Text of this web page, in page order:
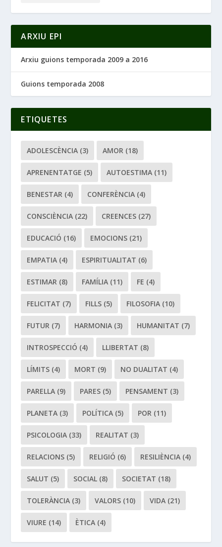
ARXIU EPI
Arxiu guions temporada 2009 a 2016
Guions temporada 2008
ETIQUETES
ADOLESCÈNCIA (3) AMOR (18)
APRENENTATGE (5) AUTOESTIMA (11)
BENESTAR (4) CONFERÈNCIA (4)
CONSCIÈNCIA (22) CREENCES (27)
EDUCACIÓ (16) EMOCIONS (21)
EMPATIA (4) ESPIRITUALITAT (6)
ESTIMAR (8) FAMÍLIA (11) FE (4)
FELICITAT (7) FILLS (5) FILOSOFIA (10)
FUTUR (7) HARMONIA (3) HUMANITAT (7)
INTROSPECCIÓ (4) LLIBERTAT (8)
LÍMITS (4) MORT (9) NO DUALITAT (4)
PARELLA (9) PARES (5) PENSAMENT (3)
PLANETA (3) POLÍTICA (5) POR (11)
PSICOLOGIA (33) REALITAT (3)
RELACIONS (5) RELIGIÓ (6) RESILIÈNCIA (4)
SALUT (5) SOCIAL (8) SOCIETAT (18)
TOLERÀNCIA (3) VALORS (10) VIDA (21)
VIURE (14) ÈTICA (4)